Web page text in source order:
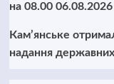
на 08.00 06.08.2026
Кам’янське
надання